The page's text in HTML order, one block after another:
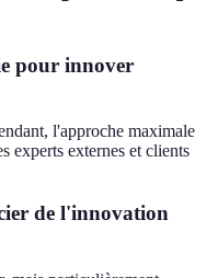
pour innover
l'approche maximale
experts externes et clients
de l'innovation